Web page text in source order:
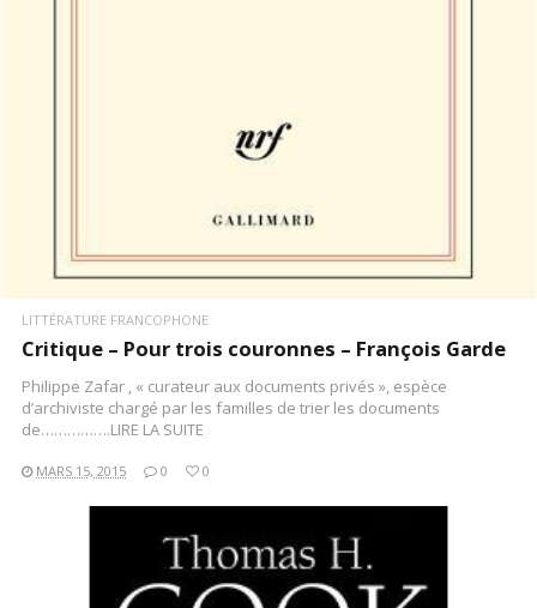
LITTÉRATURE FRANCOPHONE
Critique – Pour trois couronnes – François Garde
Philippe Zafar , « curateur aux documents privés », espèce
d’archiviste chargé par les familles de trier les documents
de…………….LIRE LA SUITE
MARS 15, 2015 0 0